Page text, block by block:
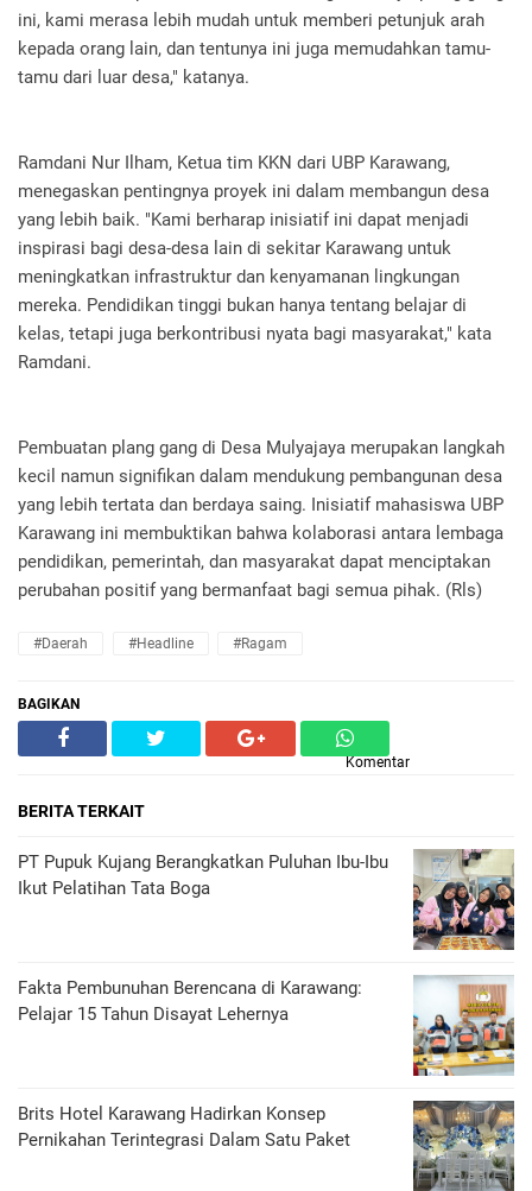
ini, kami merasa lebih mudah untuk memberi petunjuk arah
kepada orang lain, dan tentunya ini juga memudahkan tamu-
tamu dari luar desa," katanya.
Ramdani Nur Ilham, Ketua tim KKN dari UBP Karawang,
menegaskan pentingnya proyek ini dalam membangun desa
yang lebih baik. "Kami berharap inisiatif ini dapat menjadi
inspirasi bagi desa-desa lain di sekitar Karawang untuk
meningkatkan infrastruktur dan kenyamanan lingkungan
mereka. Pendidikan tinggi bukan hanya tentang belajar di
kelas, tetapi juga berkontribusi nyata bagi masyarakat," kata
Ramdani.
Pembuatan plang gang di Desa Mulyajaya merupakan langkah
kecil namun signifikan dalam mendukung pembangunan desa
yang lebih tertata dan berdaya saing. Inisiatif mahasiswa UBP
Karawang ini membuktikan bahwa kolaborasi antara lembaga
pendidikan, pemerintah, dan masyarakat dapat menciptakan
perubahan positif yang bermanfaat bagi semua pihak. (Rls)
#daerah #headline #ragam
BAGIKAN
Komentar
BERITA TERKAIT
PT Pupuk Kujang Berangkatkan Puluhan Ibu-Ibu
Ikut Pelatihan Tata Boga
Fakta Pembunuhan Berencana di Karawang:
Pelajar 15 Tahun Disayat Lehernya
Brits Hotel Karawang Hadirkan Konsep
Pernikahan Terintegrasi Dalam Satu Paket